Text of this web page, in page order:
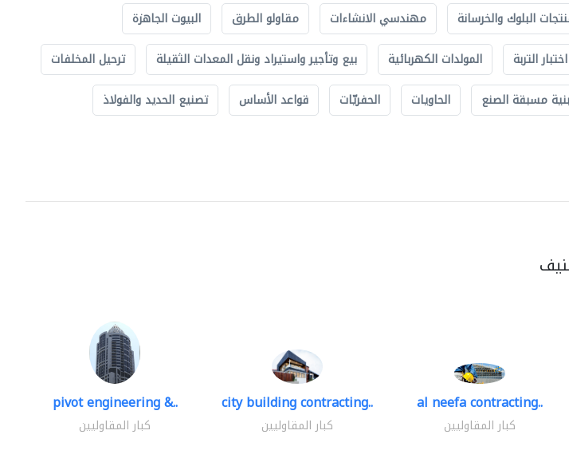
البلوك والخرسانة مهندسي الانشاءات مقاولو الطرق
البيوت الجاهزة
اختبار التربة المولدات الكهربائية بيع وتأجير واستيراد ونقل المعدات الثقيلة
ترحيل المخلفات
مسبقة الصنع الحاويات الحفريّات قواعد الأساس
تصنيع الحديد والفولاذ
pivot engineering &..
كبار المقاوليين
city building contracting..
كبار المقاوليين
al neefa contracting..
كبار المقاوليين